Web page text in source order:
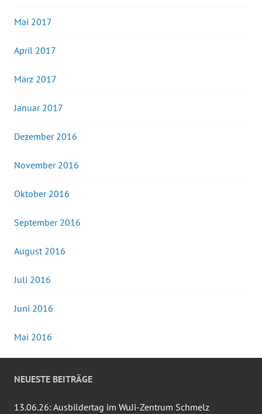
Mai 2017
April 2017
März 2017
Januar 2017
Dezember 2016
November 2016
Oktober 2016
September 2016
August 2016
Juli 2016
Juni 2016
Mai 2016
NEUESTE BEITRÄGE
13.06.26: Ausbildertag im WuJi-Zentrum Schmelz